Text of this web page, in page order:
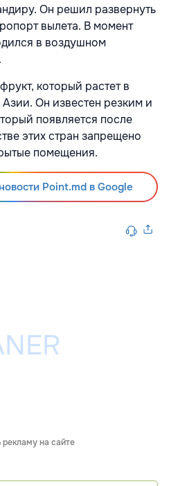
Он решил развернуть
вылета. В момент
в воздушном
который растет в
Он известен резким и
появляется после
этих стран запрещено
помещения.
Point.md в Google
рекламу на сайте